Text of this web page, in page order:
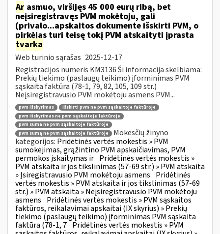
Ar asmuo, viršijęs 45 000 eurų ribą, bet
neįsiregistravęs PVM mokėtoju, gali
(privalo...apskaitos dokumente išskirti PVM, o
pirkėjas turi teisę tokį PVM atskaityti įprasta
tvarka
Web turinio sąrašas 2025-12-17
Registracijos numeris KM3136 Ši informacija skelbiama:
Prekių tiekimo (paslaugų teikimo) įforminimas PVM
sąskaita faktūra (78-1, 79, 82, 105, 109 str.)
Neįsiregistravusio PVM mokėtoju asmens PVM...
pvm išskyrimas
išskirti pvm ne pvm sąskaitoje faktūroje
pvm išskyrimas ne pvm sąskaitoje faktūroje
pvm suma ne pvm sąskaitoje faktūroje
pvm sumą ne pvm sąskaitoje faktūroje
Mokesčių žinyno
kategorijos: Pridėtinės vertės mokestis » PVM
sumokėjimas, grąžintino PVM apskaičiavimas, PVM
permokos įskaitymas ir Pridėtinės vertės mokestis »
PVM atskaita ir jos tikslinimas (57-69 str.) » PVM atskaita
» Įsiregistravusio PVM mokėtoju asmens Pridėtinės
vertės mokestis » PVM atskaita ir jos tikslinimas (57-69
str.) » PVM atskaita » Neįsiregistravusio PVM mokėtoju
asmens Pridėtinės vertės mokestis » PVM sąskaitos
faktūros, reikalavimai apskaitai (IX skyrius) » Prekių
tiekimo (paslaugų teikimo) įforminimas PVM sąskaita
faktūra (78-1, 7 Pridėtinės vertės mokestis » PVM